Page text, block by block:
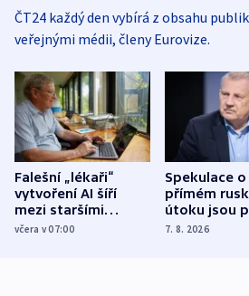
ČT24 každý den vybírá z obsahu
veřejnými médii, členy Eurovize.
Falešní „lékaři“
vytvoření AI šíří
mezi staršími
Poláky nebezpečné
včera v 07:00
Spekulace o
přímém
útoku jsou
míní
7. 8. 2026